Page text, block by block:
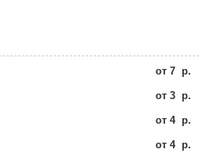
от 7 р.
от 3 р.
от 4 р.
от 4 р.